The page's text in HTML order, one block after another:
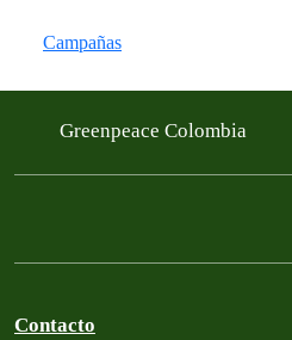
Campañas
Greenpeace Colombia
Contacto